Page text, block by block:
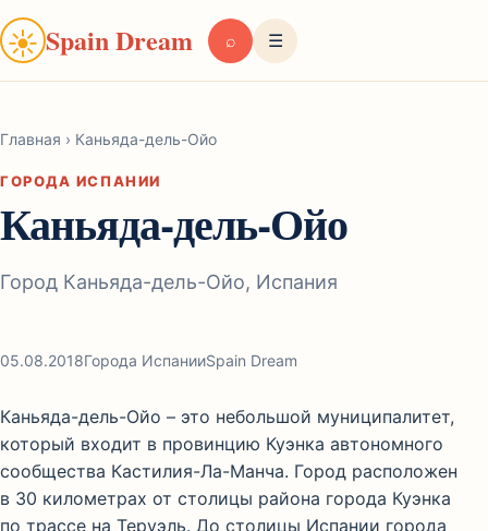
☀Spain Dream ⌕ ☰
Главная › Каньяда-дель-Ойо
ГОРОДА ИСПАНИИ
Каньяда-дель-Ойо
Город Каньяда-дель-Ойо, Испания
05.08.2018Города ИспанииSpain Dream
Каньяда-дель-Ойо – это небольшой муниципалитет,
который входит в провинцию Куэнка автономного
сообщества Кастилия-Ла-Манча. Город расположен
в 30 километрах от столицы района города Куэнка
по трассе на Теруэль. До столицы Испании города